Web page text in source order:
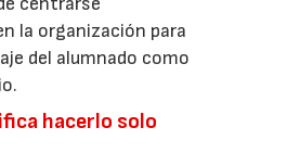
la organización para
del alumnado como
hacerlo solo